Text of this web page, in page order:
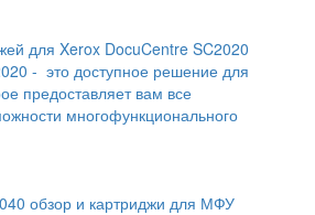
для Xerox DocuCentre SC2020
- это доступное решение для
предоставляет вам все
многофункционального
обзор и картриджи для МФУ